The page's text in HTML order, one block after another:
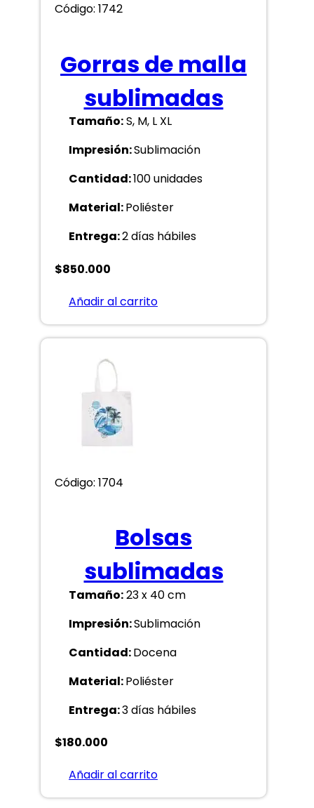
Código: 1742
Gorras de malla
sublimadas
Tamaño:S, M, L XL
Impresión:Sublimación
Cantidad:100 unidades
Material:Poliéster
Entrega:2 días hábiles
$850.000
Añadir al carrito
Código: 1704
Bolsas
sublimadas
Tamaño:23 x 40 cm
Impresión:Sublimación
Cantidad:Docena
Material:Poliéster
Entrega:3 días hábiles
$180.000
Añadir al carrito